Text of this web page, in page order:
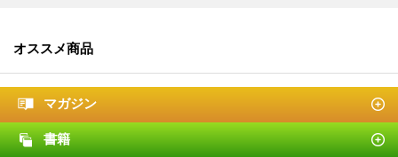
オススメ商品
マガジン
書籍